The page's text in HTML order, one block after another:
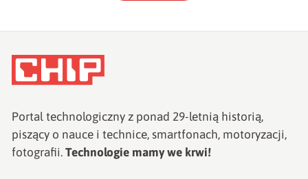
Portal technologiczny z ponad 29-letnią historią,
piszący o nauce i technice, smartfonach, motoryzacji,
fotografii. Technologie mamy we krwi!